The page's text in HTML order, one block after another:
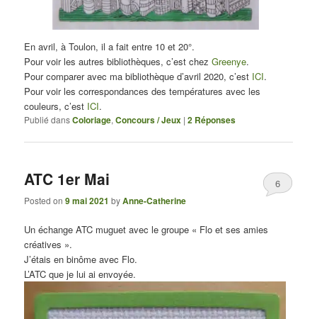
En avril, à Toulon, il a fait entre 10 et 20°.
Pour voir les autres bibliothèques, c’est chezGreenye.
Pour comparer avec ma bibliothèque d’avril 2020, c’est ICI.
Pour voir les correspondances des températures avec les
couleurs, c’est ICI.
Publié dansColoriage,Concours / Jeux |2 Réponses
ATC 1er Mai
Posted on9 mai 2021 byAnne-Catherine
6
Un échange ATC muguet avec le groupe « Flo et ses amies
créatives ».
J’étais en binôme avec Flo.
L’ATC que je lui ai envoyée.